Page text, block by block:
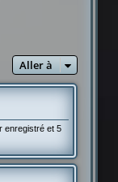
Aller à
enregistré et 5